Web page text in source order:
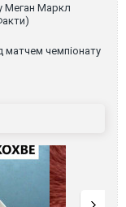
Меган Маркл
матчем чемпіонату